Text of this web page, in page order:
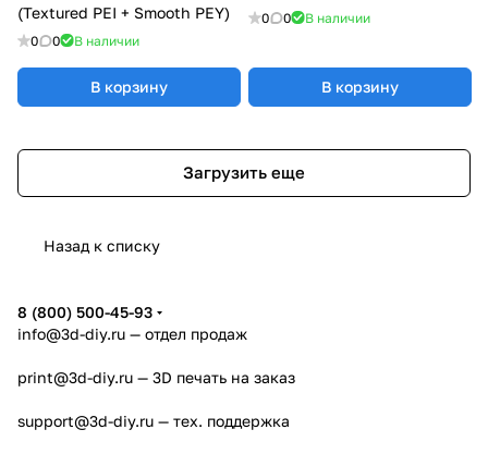
(Textured PEI + Smooth PEY)
0 0 В наличии
В корзину
0 0 В наличии
В корзину
Загрузить еще
Назад к списку
8 (800) 500-45-93
info@3d-diy.ru — отдел продаж
print@3d-diy.ru — 3D печать на заказ
support@3d-diy.ru — тех. поддержка